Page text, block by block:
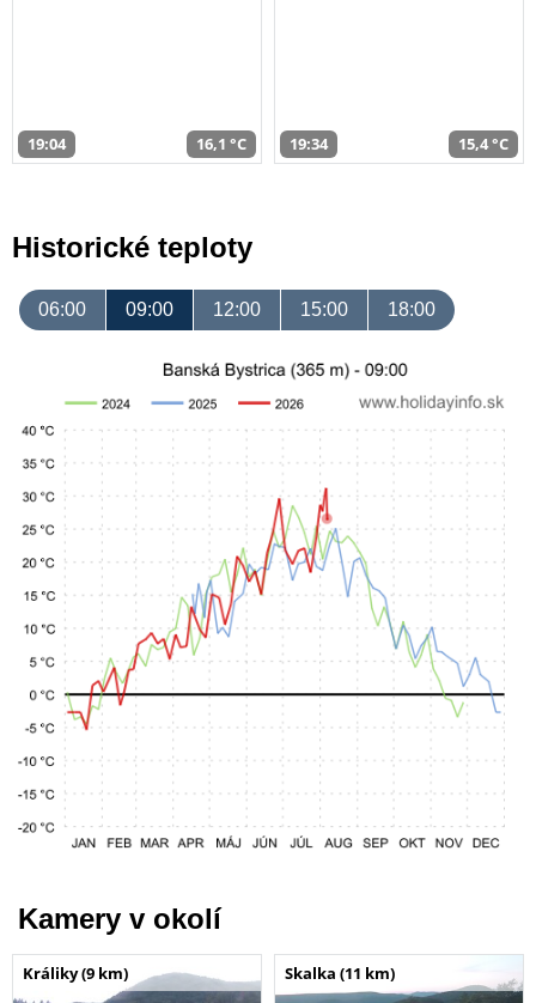
19:04 16,1 °C 19:34 15,4 °C
Historické teploty
06:00 09:00 12:00 15:00 18:00
Kamery v okolí
Králiky (9 km) Skalka (11 km)